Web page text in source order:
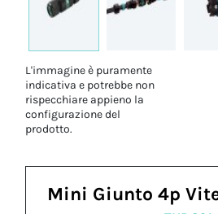
L'immagine è puramente
indicativa e potrebbe non
rispecchiare appieno la
configurazione del
prodotto.
Mini Giunto 4p